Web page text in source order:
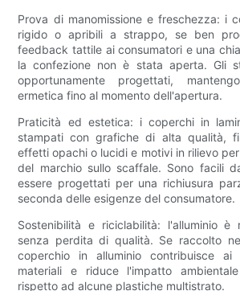
Prova di manomissione e freschezza: i
rigido o apribili a strappo, se ben
feedback tattile ai consumatori e una
la confezione non è stata aperta. Gli
opportunamente progettati,
ermetica fino al momento dell'apertura.
Praticità ed estetica: i coperchi in
stampati con grafiche di alta qualità,
effetti opachi o lucidi e motivi in ​​rilievo
del marchio sullo scaffale. Sono facili
essere progettati per una richiusura
seconda delle esigenze del consumatore.
Sostenibilità e riciclabilità: l'alluminio è
senza perdita di qualità. Se raccolto
coperchio in alluminio contribuisce
materiali e riduce l'impatto
rispetto ad alcune plastiche multistrato.